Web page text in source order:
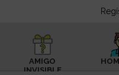
AMIGO
INVISIBLE